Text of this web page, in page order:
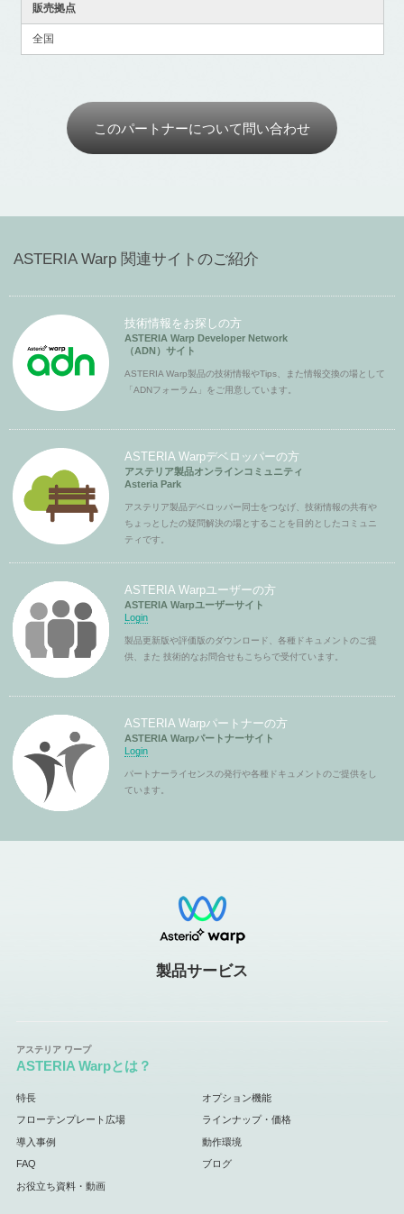
販売拠点
全国
このパートナーについて問い合わせ
ASTERIA Warp 関連サイトのご紹介
技術情報をお探しの方
ASTERIA Warp Developer Network
（ADN）サイト
ASTERIA Warp製品の技術情報やTips、また情報交換の場として
「ADNフォーラム」をご用意しています。
ASTERIA Warpデベロッパーの方
アステリア製品オンラインコミュニティ
Asteria Park
アステリア製品デベロッパー同士をつなげ、技術情報の共有や
ちょっとしたの疑問解決の場とすることを目的としたコミュニ
ティです。
ASTERIA Warpユーザーの方
ASTERIA Warpユーザーサイト
Login
製品更新版や評価版のダウンロード、各種ドキュメントのご提
供、また 技術的なお問合せもこちらで受付ています。
ASTERIA Warpパートナーの方
ASTERIA Warpパートナーサイト
Login
パートナーライセンスの発行や各種ドキュメントのご提供をし
ています。
製品サービス
ASTERIA Warpとは？
特長 オプション機能
フローテンプレート広場 ラインナップ・価格
導入事例 動作環境
FAQ ブログ
お役立ち資料・動画